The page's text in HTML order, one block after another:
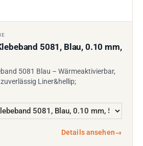
5081, Blau, 0.10 mm,
5081 Blau – Wärmeaktivierbar,
Liner&hellip;
Details ansehen→